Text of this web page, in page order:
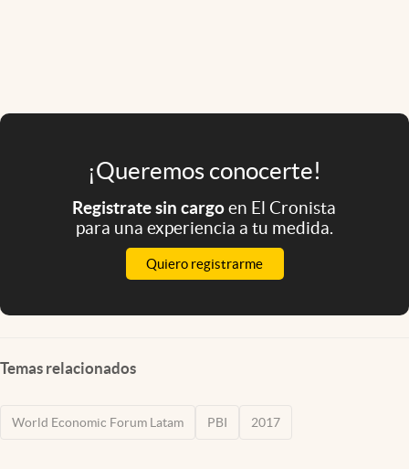
¡Queremos conocerte!
Registrate sin cargoen El Cronista
para una experiencia a tu medida.
Quiero registrarme
Temas relacionados
World Economic Forum Latam PBI 2017